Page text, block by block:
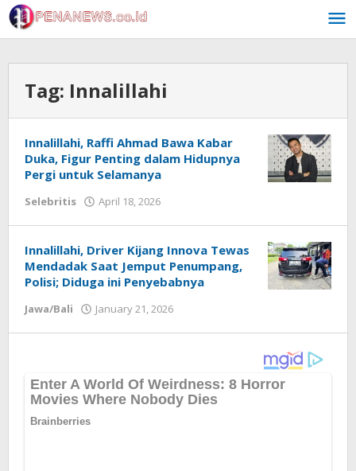
Skip
to
content
Tag: Innalillahi
Innalillahi, Raffi Ahmad Bawa Kabar
Duka, Figur Penting dalam Hidupnya
Pergi untuk Selamanya
Selebritis April 18, 2026
Innalillahi, Driver Kijang Innova Tewas
Mendadak Saat Jemput Penumpang,
Polisi; Diduga ini Penyebabnya
Jawa/Bali January 21, 2026